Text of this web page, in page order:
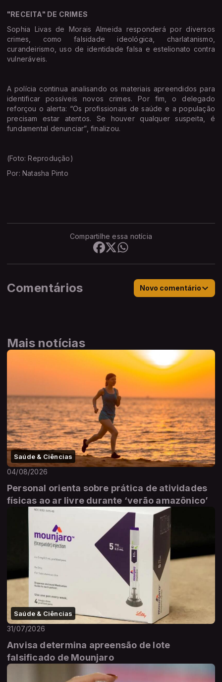
"RECEITA" DE CRIMES
Sophia Livas de Morais Almeida responderá por diversos
crimes, como falsidade ideológica, charlatanismo,
curandeirismo, uso de identidade falsa e estelionato contra
vulneráveis.
A polícia continua analisando os materiais apreendidos para
identificar possíveis novos crimes. Por fim, o delegado
reforçou o alerta: “Os profissionais de saúde e a população
precisam estar atentos. Se houver qualquer suspeita, é
fundamental denunciar”, finalizou.
(Foto: Reprodução)
Por: Natasha Pinto
Compartilhe essa notícia
Comentários Novo comentário
Mais notícias
Saúde & Ciências
04/08/2026
Personal orienta sobre prática de atividades
físicas ao ar livre durante ‘verão amazônico’
Saúde & Ciências
31/07/2026
Anvisa determina apreensão de lote
falsificado de Mounjaro